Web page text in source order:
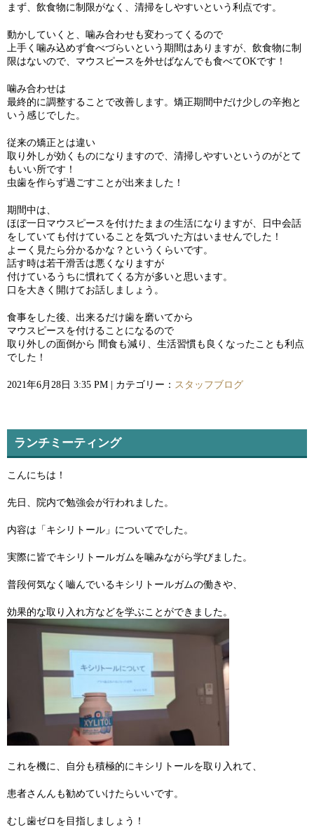
まず、飲食物に制限がなく、清掃をしやすいという利点です。
動かしていくと、噛み合わせも変わってくるので
上手く噛み込めず食べづらいという期間はありますが、飲食物に制
限はないので、マウスピースを外せばなんでも食べてOKです！
噛み合わせは
最終的に調整することで改善します。矯正期間中だけ少しの辛抱と
いう感じでした。
従来の矯正とは違い
取り外しが効くものになりますので、清掃しやすいというのがとて
もいい所です！
虫歯を作らず過ごすことが出来ました！
期間中は、
ほぼ一日マウスピースを付けたままの生活になりますが、日中会話
をしていても付けていることを気づいた方はいませんでした！
よーく見たら分かるかな？というくらいです。
話す時は若干滑舌は悪くなりますが
付けているうちに慣れてくる方が多いと思います。
口を大きく開けてお話しましょう。
食事をした後、出来るだけ歯を磨いてから
マウスピースを付けることになるので
取り外しの面倒から 間食も減り、生活習慣も良くなったことも利点
でした！
2021年6月28日 3:35 PM | カテゴリー： スタッフブログ
ランチミーティング
こんにちは！
先日、院内で勉強会が行われました。
内容は「キシリトール」についてでした。
実際に皆でキシリトールガムを噛みながら学びました。
普段何気なく嚙んでいるキシリトールガムの働きや、
効果的な取り入れ方などを学ぶことができました。
これを機に、自分も積極的にキシリトールを取り入れて、
患者さんんも勧めていけたらいいです。
むし歯ゼロを目指しましょう！